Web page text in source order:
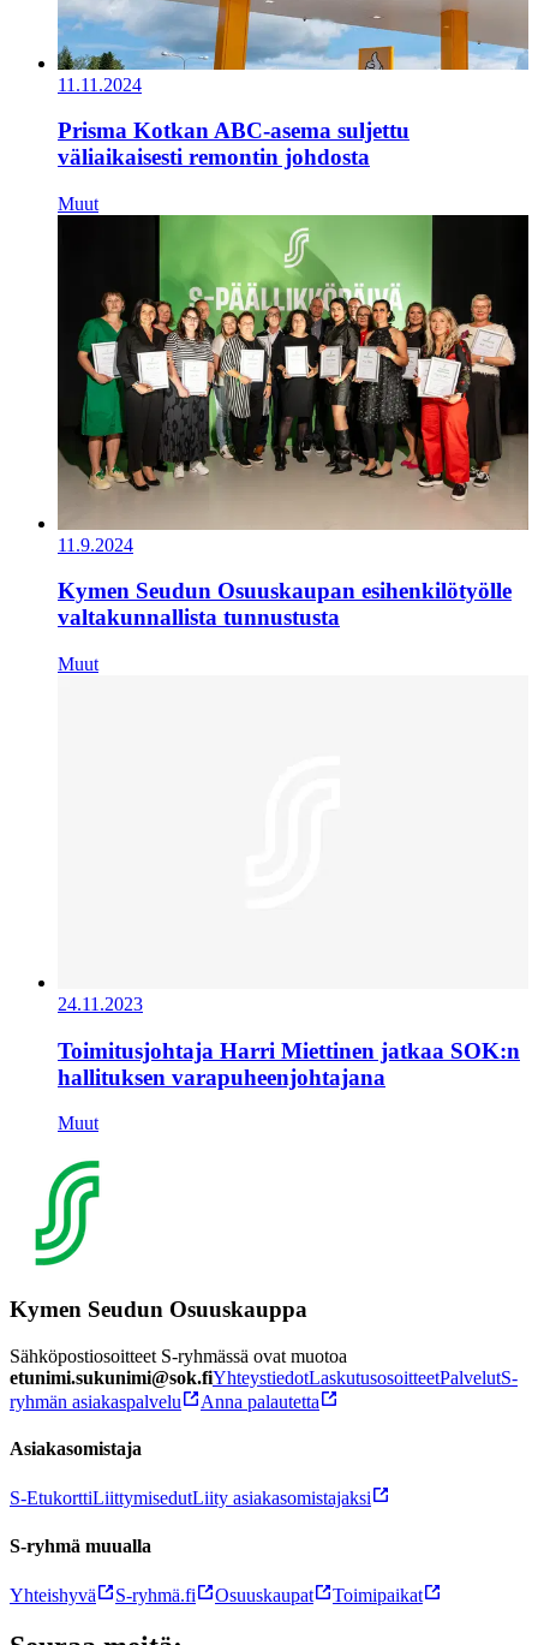
11.11.2024
Prisma Kotkan ABC-asema suljettu
väliaikaisesti remontin johdosta
Muut
11.9.2024
Kymen Seudun Osuuskaupan esihenkilötyölle
valtakunnallista tunnustusta
Muut
24.11.2023
Toimitusjohtaja Harri Miettinen jatkaa SOK:n
hallituksen varapuheenjohtajana
Muut
Kymen Seudun Osuuskauppa
Sähköpostiosoitteet S-ryhmässä ovat muotoa
etunimi.sukunimi@sok.fiYhteystiedotLaskutusosoitteetPalvelutS-
ryhmän asiakaspalvelu
Anna palautetta
Asiakasomistaja
S-EtukorttiLiittymisedutLiity asiakasomistajaksi
S-ryhmä muualla
Yhteishyvä S-ryhmä.fi Osuuskaupat Toimipaikat